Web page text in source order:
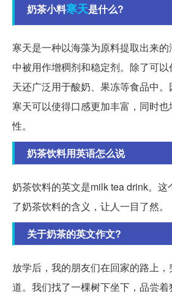
奶茶小料寒天是什么?
寒天是一种以海藻为原料提取出来
中被用作增稠剂和稳定剂。除了可
天还广泛用于酸奶、果冻等食品中
寒天可以使得口感更加丰富，同时
性。
奶茶饮料用英语怎么说
奶茶饮料的英文是milk tea drink。这
了奶茶饮料的含义，让人一目了然。
关于奶茶的英文作文?
放学后，我的朋友们在回家的路上
道。我们找了一棵树下坐下，品尝